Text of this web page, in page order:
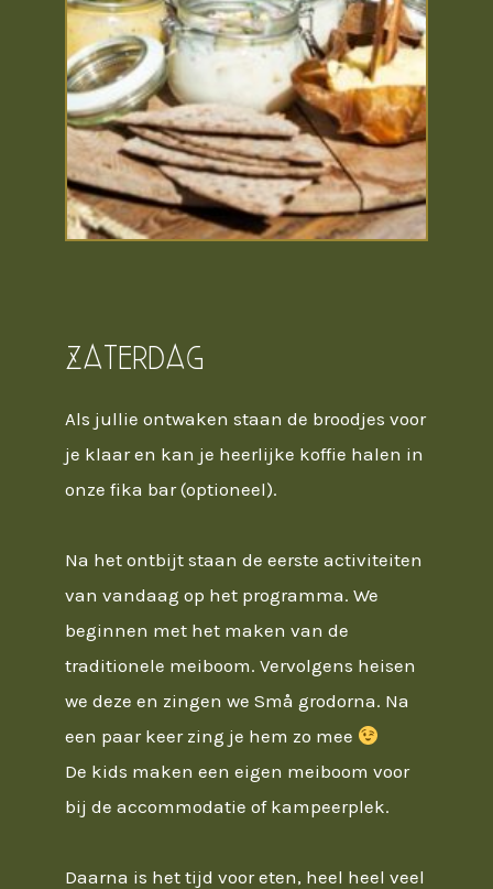
Zaterdag
Als jullie ontwaken staan de broodjes voor
je klaar en kan je heerlijke koffie halen in
onze fika bar (optioneel).
Na het ontbijt staan de eerste activiteiten
van vandaag op het programma. We
beginnen met het maken van de
traditionele meiboom. Vervolgens heisen
we deze en zingen we Små grodorna. Na
een paar keer zing je hem zo mee
De kids maken een eigen meiboom voor
bij de accommodatie of kampeerplek.
Daarna is het tijd voor eten, heel heel veel